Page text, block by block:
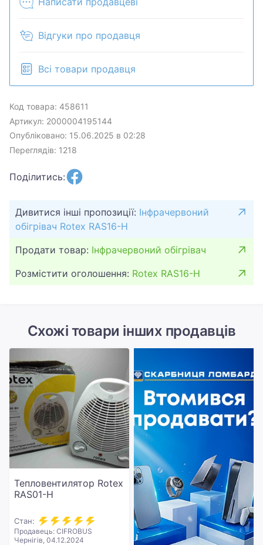
продан в розничном магазине.
Відгуки про продавця
Всі товари продавця
Код товара: 458611
Артикул: 2000004195144
Опубліковано: 15.06.2025 в 02:28
Переглядів: 1218
Поділитись:
Дивитися інші пропозиції: Інфрачервоний
обігрівач Rotex RAS16-H
Продати товар: Інфрачервоний обігрівач
Розмістити оголошення: Rotex RAS16-H
Схожі товари інших продавців
Тепловентилятор Rotex
RAS01-H
Стан:
Продавець: CIFROBUS
Чернігів, 04.12.2024